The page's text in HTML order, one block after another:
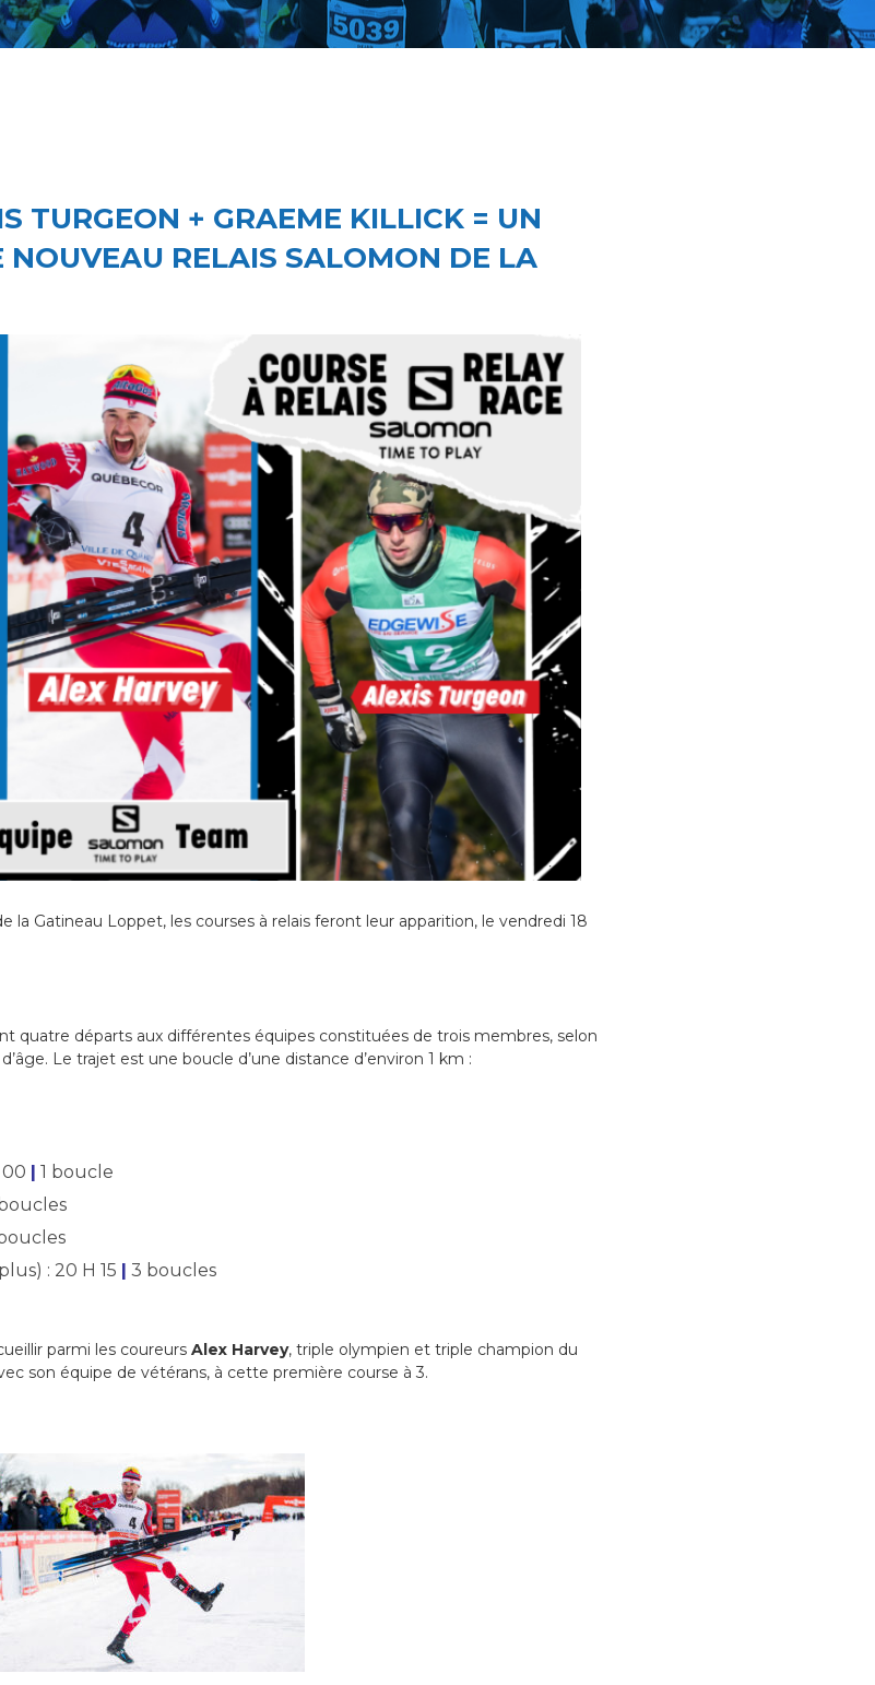
TURGEON + GRAEME KILLICK = UN
NOUVEAU RELAIS SALOMON DE LA
la Gatineau Loppet, les courses à relais feront leur apparition, le vendredi 18
quatre départs aux différentes équipes constituées de trois membres, selon
Le trajet est une boucle d’une distance d’environ 1 km :
00 | 1 boucle
: 20 H 15 | 3 boucles
parmi les coureurs Alex Harvey, triple olympien et triple champion du
son équipe de vétérans, à cette première course à 3.